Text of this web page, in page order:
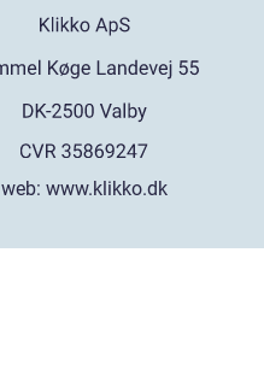
web:www.klikko.dk